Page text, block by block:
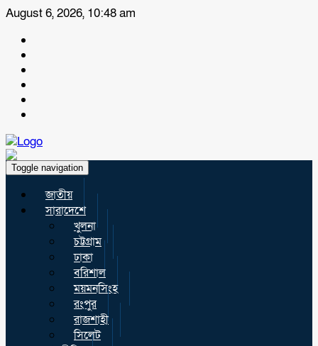
August 6, 2026, 10:48 am
Toggle navigation
জাতীয়
সারাদেশে
খুলনা
চট্টগ্রাম
ঢাকা
বরিশাল
ময়মনসিংহ
রংপুর
রাজশাহী
সিলেট